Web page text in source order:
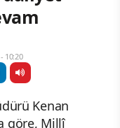
10:20
Kenan
göre, Millî